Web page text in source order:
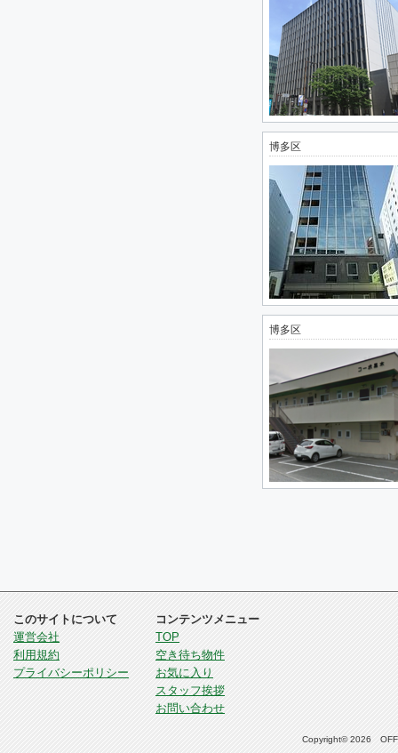
博多区
博多区
このサイトについて
運営会社
利用規約
プライバシーポリシー
コンテンツメニュー
TOP
空き待ち物件
お気に入り
スタッフ挨拶
お問い合わせ
Copyright© 2026